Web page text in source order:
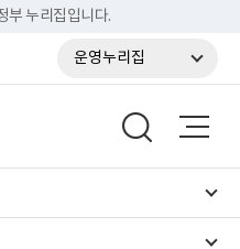
부 누리집입니다.
운영누리집